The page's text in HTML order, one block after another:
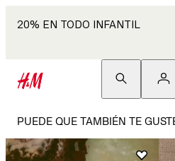
20% EN TODO INFANTIL
PUEDE QUE TAMBIÉN TE